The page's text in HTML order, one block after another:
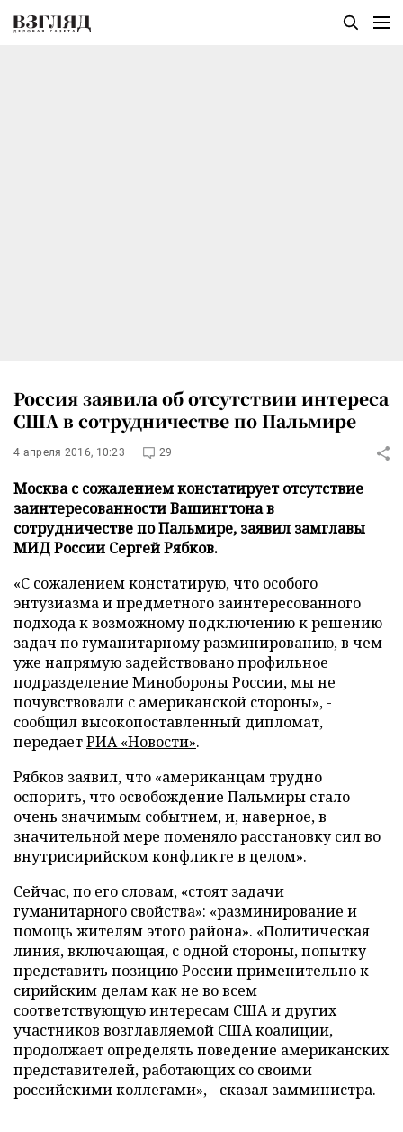
Россия заявила об отсутствии интереса
США в сотрудничестве по Пальмире
4 апреля 2016, 10:23 29
Москва с сожалением констатирует отсутствие
заинтересованности Вашингтона в
сотрудничестве по Пальмире, заявил замглавы
МИД России Сергей Рябков.
«С сожалением констатирую, что особого
энтузиазма и предметного заинтересованного
подхода к возможному подключению к решению
задач по гуманитарному разминированию, в чем
уже напрямую задействовано профильное
подразделение Минобороны России, мы не
почувствовали с американской стороны», -
сообщил высокопоставленный дипломат,
передаетРИА «Новости».
Рябков заявил, что «американцам трудно
оспорить, что освобождение Пальмиры стало
очень значимым событием, и, наверное, в
значительной мере поменяло расстановку сил во
внутрисирийском конфликте в целом».
Сейчас, по его словам, «стоят задачи
гуманитарного свойства»: «разминирование и
помощь жителям этого района». «Политическая
линия, включающая, с одной стороны, попытку
представить позицию России применительно к
сирийским делам как не во всем
соответствующую интересам США и других
участников возглавляемой США коалиции,
продолжает определять поведение американских
представителей, работающих со своими
российскими коллегами», - сказал замминистра.